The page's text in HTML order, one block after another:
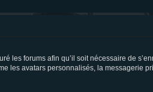
les forums afin qu’il soit nécessaire de
les avatars personnalisés, la messagerie